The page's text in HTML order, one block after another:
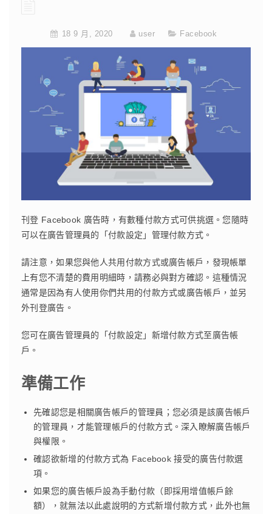
18 9 月, 2020 user Facebook
刊登 Facebook 廣告時，有數種付款方式可供挑選。您隨時
可以在廣告管理員的「付款設定」管理付款方式。
請注意，如果您與他人共用付款方式或廣告帳戶，發現帳單
上有您不清楚的費用明細時，請務必與對方確認。這種情況
通常是因為有人使用你們共用的付款方式或廣告帳戶，並另
外刊登廣告。
您可在廣告管理員的「付款設定」新增付款方式至廣告帳
戶。
準備工作
先確認您是相關廣告帳戶的管理員；您必須是該廣告帳戶
的管理員，才能管理帳戶的付款方式。深入瞭解廣告帳戶
與權限。
確認欲新增的付款方式為 Facebook 接受的廣告付款選
項。
如果您的廣告帳戶設為手動付款（即採用增值帳戶餘
額），就無法以此處說明的方式新增付款方式，此外也無